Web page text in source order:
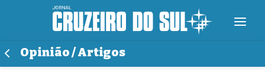
Opinião / Artigos